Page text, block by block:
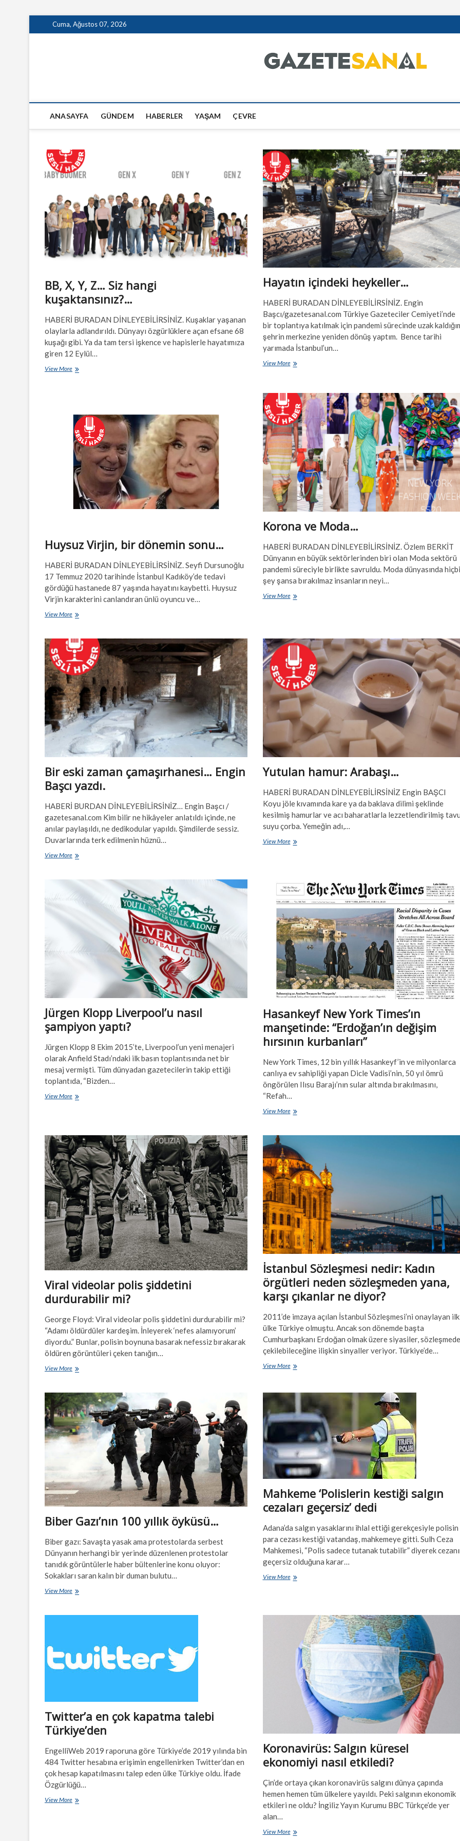
to
Cuma, Ağustos 07, 2026
ANASAYFA GÜNDEM HABERLER YAŞAM ÇEVRE
BB, X, Y, Z… Siz hangi
kuşaktansınız?…
HABERİ BURADAN DİNLEYEBİLİRSİNİZ. Kuşaklar yaşanan
olaylarla adlandırıldı. Dünyayı özgürlüklere açan efsane 68
kuşağı gibi. Ya da tam tersi işkence ve hapislerle hayatımıza
giren 12 Eylül…
View MoreBB,
hangi
kuşaktansınız?…
Hayatın içindeki heykeller…
HABERİ BURADAN DİNLEYEBİLİRSİNİZ. Engin
Başcı/gazetesanal.com Türkiye Gazeteciler Cemiyeti’nde
bir toplantıya katılmak için pandemi sürecinde uzak
şehrin merkezine yeniden dönüş yaptım. Bence tarihi
yarımada İstanbul’un…
View MoreHayatın
Huysuz Virjin, bir dönemin sonu…
HABERİ BURADAN DİNLEYEBİLİRSİNİZ. Seyfi Dursunoğlu
17 Temmuz 2020 tarihinde İstanbul Kadıköy’de tedavi
gördüğü hastanede 87 yaşında hayatını kaybetti. Huysuz
Virjin karakterini canlandıran ünlü oyuncu ve…
View MoreHuysuz
dönemin
sonu…
Korona ve Moda…
HABERİ BURADAN DİNLEYEBİLİRSİNİZ. Özlem BERKİT
Dünyanın en büyük sektörlerinden biri olan Moda sektörü
pandemi süreciyle birlikte savruldu. Moda dünyasında
şey şansa bırakılmaz insanların neyi…
View MoreKorona
Bir eski zaman çamaşırhanesi… Engin
Başcı yazdı.
HABERİ BURDAN DİNLEYEBİLİRSİNİZ… Engin Başcı /
gazetesanal.com Kim bilir ne hikâyeler anlatıldı içinde, ne
anılar paylaşıldı, ne dedikodular yapıldı. Şimdilerde sessiz.
Duvarlarında terk edilmenin hüznü…
View MoreBir
çamaşırhanesi…
Yutulan hamur: Arabaşı…
HABERİ BURADAN DİNLEYEBİLİRSİNİZ Engin BAŞCI
Koyu jöle kıvamında kare ya da baklava dilimi şeklinde
kesilmiş hamurlar ve acı baharatlarla lezzetlendirilmiş
suyu çorba. Yemeğin adı,…
View MoreYutulan
Jürgen Klopp Liverpool’u nasıl
şampiyon yaptı?
Jürgen Klopp 8 Ekim 2015’te, Liverpool’un yeni menajeri
olarak Anfield Stadı’ndaki ilk basın toplantısında net bir
mesaj vermişti. Tüm dünyadan gazetecilerin takip ettiği
toplantıda, “Bizden…
View MoreJürgen
yaptı?
Hasankeyf New York Times’ın
manşetinde: ‘‘Erdoğan’ın değişim
hırsının kurbanları’’
New York Times, 12 bin yıllık Hasankeyf’in ve milyonlarca
canlıya ev sahipliği yapan Dicle Vadisi’nin, 50 yıl ömrü
öngörülen Ilısu Barajı’nın sular altında bırakılmasını,
“Refah…
View MoreHasankeyf
manşetinde:
‘‘Erdoğan’ın
değişim
hırsının
kurbanları’’
Viral videolar polis şiddetini
durdurabilir mi?
George Floyd: Viral videolar polis şiddetini durdurabilir mi?
“Adamı öldürdüler kardeşim. İnleyerek ‘nefes alamıyorum’
diyordu.” Bunlar, polisin boynuna basarak nefessiz bırakarak
öldüren görüntüleri çeken tanığın…
View MoreViral
şiddetini
durdurabilir
mi?
İstanbul Sözleşmesi nedir: Kadın
örgütleri neden sözleşmeden yana,
karşı çıkanlar ne diyor?
2011’de imzaya açılan İstanbul Sözleşmesi’ni onaylayan ilk
ülke Türkiye olmuştu. Ancak son dönemde başta
Cumhurbaşkanı Erdoğan olmak üzere siyasiler,
çekilebileceğine ilişkin sinyaller veriyor. Türkiye’de…
View Moreİstanbul
Kadın
neden
sözleşmeden
karşı
çıkanlar
ne
diyor?
Biber Gazı’nın 100 yıllık öyküsü…
Biber gazı: Savaşta yasak ama protestolarda serbest
Dünyanın herhangi bir yerinde düzenlenen protestolar
tanıdık görüntülerle haber bültenlerine konu oluyor:
Sokakları saran kalın bir duman bulutu…
View MoreBiber
Mahkeme ‘Polislerin kestiği salgın
cezaları geçersiz’ dedi
Adana’da salgın yasaklarını ihlal ettiği gerekçesiyle polisin
para cezası kestiği vatandaş, mahkemeye gitti. Sulh Ceza
Mahkemesi, “Polis sadece tutanak tutabilir” diyerek
geçersiz olduğuna karar…
View MoreMahkeme
cezaları
geçersiz’
Twitter’a en çok kapatma talebi
Türkiye’den
EngelliWeb 2019 raporuna göre Türkiye’de 2019 yılında bin
484 Twitter hesabına erişimin engellenirken Twitter’dan en
çok hesap kapatılmasını talep eden ülke Türkiye oldu. İfade
Özgürlüğü…
View MoreTwitter’a
Koronavirüs: Salgın küresel
ekonomiyi nasıl etkiledi?
Çin’de ortaya çıkan koronavirüs salgını dünya çapında
hemen hemen tüm ülkelere yayıldı. Peki salgının ekonomik
etkileri ne oldu? İngiliz Yayın Kurumu BBC Türkçe’de yer
alan…
View MoreKoronavirüs: